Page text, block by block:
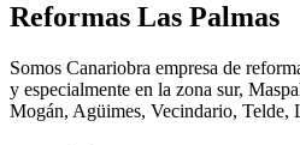
Reformas Las Palmas
Somos Canariobra empresa de
y especialmente en la zona sur,
Mogán, Agüimes, Vecindario, Telde,